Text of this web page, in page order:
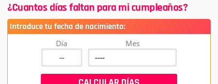
¿Cuantos días faltan para mi cumpleaños?
Introduce tu fecha de nacimiento:
Día Mes